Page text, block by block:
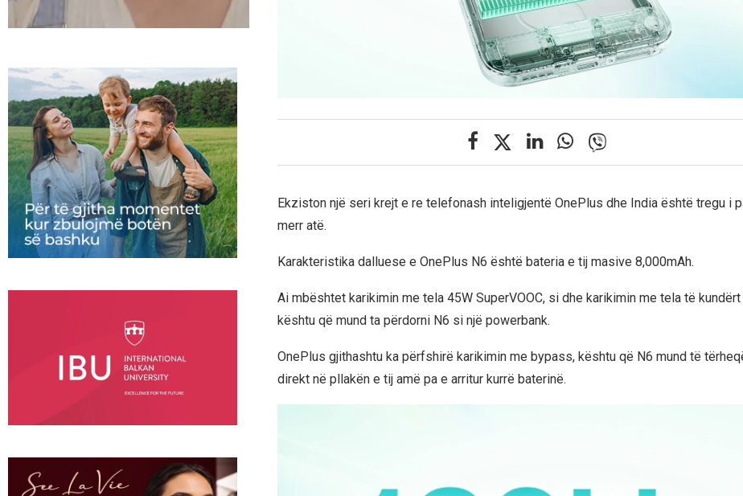
Ekziston një seri krejt e re telefonash inteligjentë OnePlus dhe India është tregu i
merr atë.
Karakteristika dalluese e OnePlus N6 është bateria e tij masive 8,000mAh.
Ai mbështet karikimin me tela 45W SuperVOOC, si dhe karikimin me tela të kundërt
kështu që mund ta përdorni N6 si një powerbank.
OnePlus gjithashtu ka përfshirë karikimin me bypass, kështu që N6 mund të
direkt në pllakën e tij amë pa e arritur kurrë baterinë.